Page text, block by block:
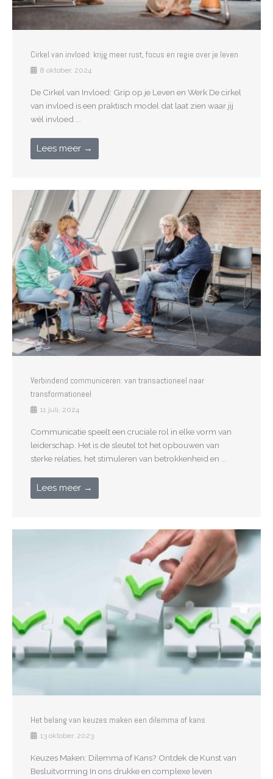
Cirkel van invloed: krijg meer rust, focus en regie over je leven
8 oktober, 2024
De Cirkel van Invloed: Grip op je Leven en Werk De cirkel
van invloed is een praktisch model dat laat zien waar jij
wél invloed ...
Lees meer →
Verbindend communiceren: van transactioneel naar
transformationeel
11 juli, 2024
Communicatie speelt een cruciale rol in elke vorm van
leiderschap. Het is de sleutel tot het opbouwen van
sterke relaties, het stimuleren van betrokkenheid en ...
Lees meer →
Het belang van keuzes maken een dilemma of kans
13 oktober, 2023
Keuzes Maken: Dilemma of Kans? Ontdek de Kunst van
Besluitvorming In ons drukke en complexe leven